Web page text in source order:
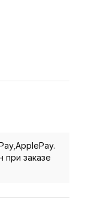
при заказе